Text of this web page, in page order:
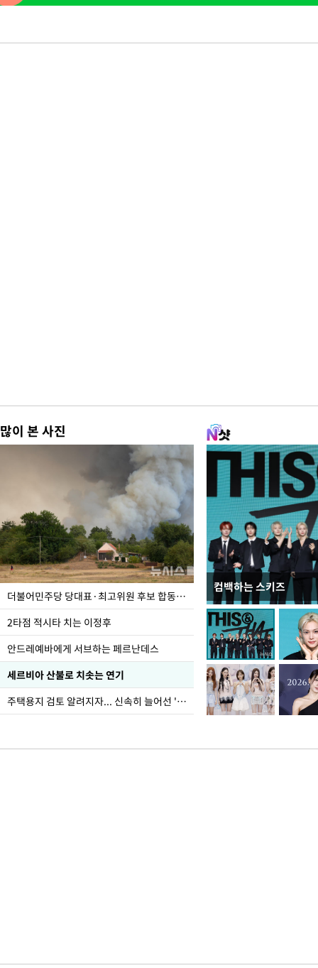
많이 본 사진
더불어민주당 당대표·최고위원 후보 합동연설회
2타점 적시타 치는 이정후
안드레예바에게 서브하는 페르난데스
세르비아 산불로 치솟는 연기
주택용지 검토 알려지자... 신속히 늘어선 '근조화환'
컴백하는 스키즈
사진으로 보는 일주일